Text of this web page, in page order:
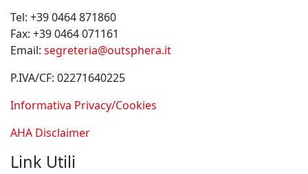
Tel: +39 0464 871860
Fax: +39 0464 071161
Email: segreteria@outsphera.it
P.IVA/CF: 02271640225
Informativa Privacy/Cookies
AHA Disclaimer
Link Utili